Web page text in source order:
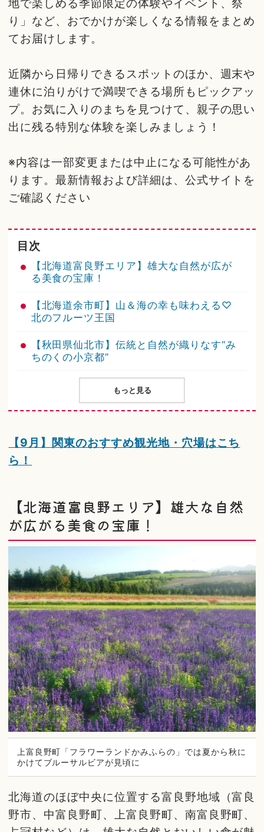
地で楽しめる季節限定の体験やイベント、祭
り」など、おでかけが楽しくなる情報をまとめ
てお届けします。
近隣から日帰りできるスポットのほか、週末や
連休に泊りがけで満喫できる場所もピックアッ
プ。お気に入りのまちを見つけて、親子の思い
出に残る特別な体験を楽しみましょう！
※内容は一部変更または中止になる可能性があ
ります。最新情報および詳細は、公式サイトを
ご確認ください
目次
【北海道富良野エリア】雄大な自然が広が
る美食の宝庫！
【北海道余市町】山＆海の幸も味わえる♡
北のフルーツ王国
【秋田県仙北市】伝統と自然が織りなす“み
ちのくの小京都”
もっと見る
【9月】関東のおすすめ観光地・穴場はこち
ら！
【北海道富良野エリア】雄大な自然
が広がる美食の宝庫！
上富良野町「フラワーランドかみふらの」では夏から秋に
かけてブルーサルビアが見頃に
北海道のほぼ中央に位置する富良野地域（富良
野市、中富良野町、上富良野町、南富良野町、